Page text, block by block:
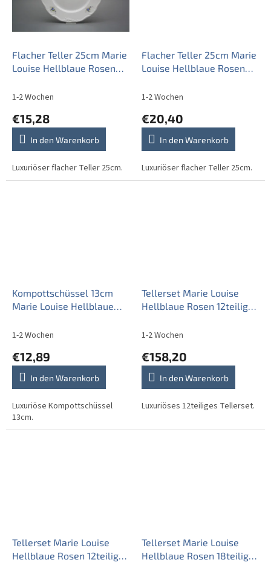
Flacher Teller 25cm Marie
Louise Hellblaue Rosen
1-2 Wochen
€15,28
In den Warenkorb
Luxuriöser flacher Teller 25cm.
Flacher Teller 25cm Marie
Louise Hellblaue Rosen
1-2 Wochen
€20,40
In den Warenkorb
Luxuriöser flacher Teller 25cm.
Kompottschüssel 13cm
Marie Louise Hellblaue
1-2 Wochen
€12,89
In den Warenkorb
Luxuriöse Kompottschüssel
13cm.
Tellerset Marie Louise
Hellblaue Rosen 12teiliges
1-2 Wochen
€158,20
In den Warenkorb
Luxuriöses 12teiliges Tellerset.
Tellerset Marie Louise
Hellblaue Rosen 12teiliges
Tellerset Marie Louise
Hellblaue Rosen 18teiliges